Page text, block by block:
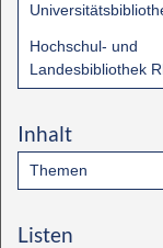
Hochschul- und
Landesbibliothek
Inhalt
Themen
Listen